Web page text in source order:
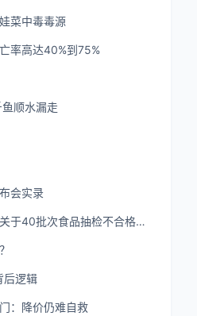
菜中毒毒源
率高达40%到75%
顺水漏走
会实录
市场监管总局办公厅关于40批次食品抽检不合格情况的通报
后逻辑
：降价仍难自救